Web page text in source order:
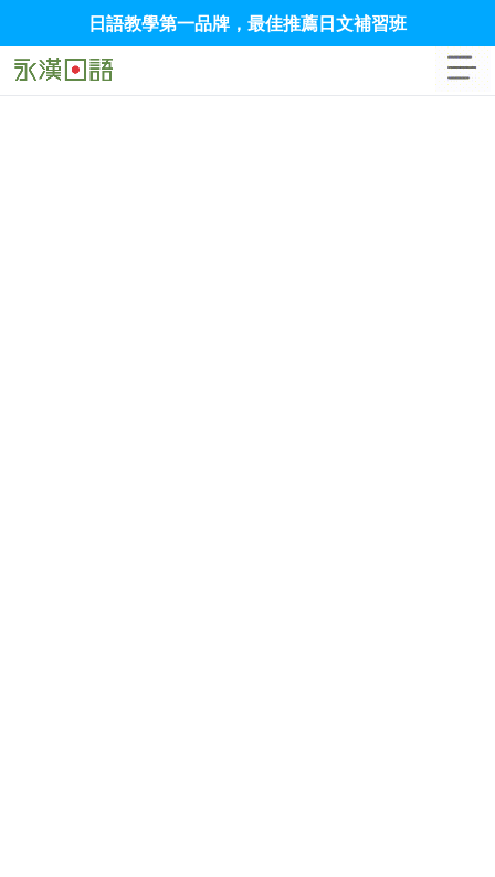
日語教學第一品牌，最佳推薦日文補習班